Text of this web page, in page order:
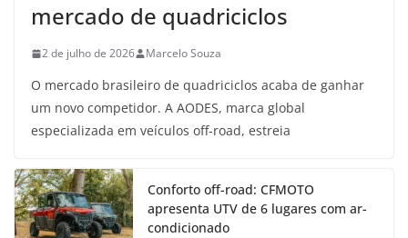
mercado de quadriciclos
2 de julho de 2026 Marcelo Souza
O mercado brasileiro de quadriciclos acaba de ganhar
um novo competidor. A AODES, marca global
especializada em veículos off-road, estreia
Conforto off-road: CFMOTO
apresenta UTV de 6 lugares com ar-
condicionado